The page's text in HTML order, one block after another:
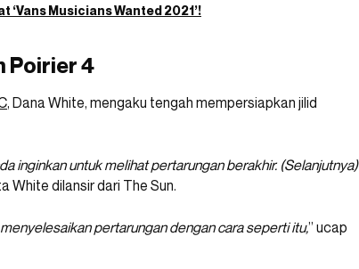
‘Vans Musicians Wanted 2021’!
Poirier 4
, Dana White, mengaku tengah mempersiapkan jilid
inginkan untuk melihat pertarungan berakhir. (Selanjutnya)
White dilansir dari The Sun.
pertarungan dengan cara seperti itu,” ucap